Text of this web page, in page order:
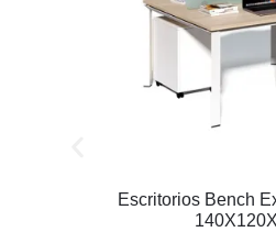
Escritorios Bench